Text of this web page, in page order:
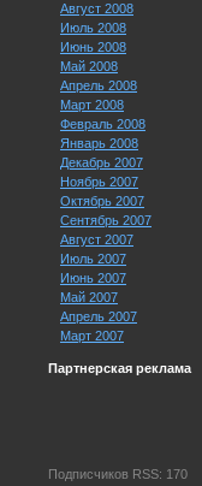
Август 2008
Июль 2008
Июнь 2008
Май 2008
Апрель 2008
Март 2008
Февраль 2008
Январь 2008
Декабрь 2007
Ноябрь 2007
Октябрь 2007
Сентябрь 2007
Август 2007
Июль 2007
Июнь 2007
Май 2007
Апрель 2007
Март 2007
Партнерская реклама
Подписчиков RSS: 170